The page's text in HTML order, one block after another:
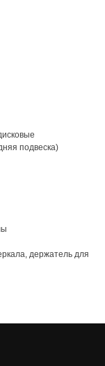
подвеска)
держатель для